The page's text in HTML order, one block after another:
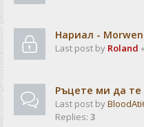
Нариал - Morwen
Last post by Roland «
Ръцете ми да те
Last post by
Replies: 3